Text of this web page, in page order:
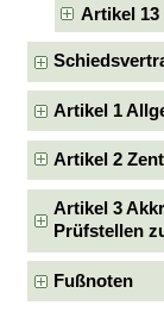
Artikel
Artikel 1
Artikel 2
Artikel 3
Prüfstellen
Fußnoten